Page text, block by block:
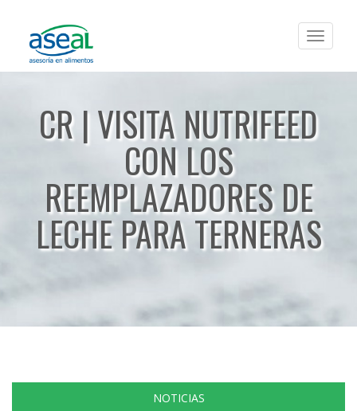
Toggle
CR | VISITA NUTRIFEED
CON LOS
REEMPLAZADORES DE
LECHE PARA TERNERAS
NOTICIAS